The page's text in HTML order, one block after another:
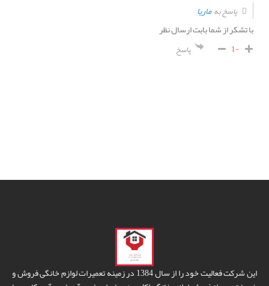
پاسخ بهماریا
با تشکر از شما بابت ارسال نظر
-1 پاسخ
این شرکت فعالیت خود را از سال 1384 در زمینه تعمیرات لوازم خانگی فروش و